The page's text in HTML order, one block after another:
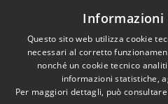
RSS
Accessibilità
Cookie
Informazioni
Questo sito web utilizza cookie
necessari al corretto
nonché un cookie tecnico
informazioni statistiche,
Per maggiori dettagli, può